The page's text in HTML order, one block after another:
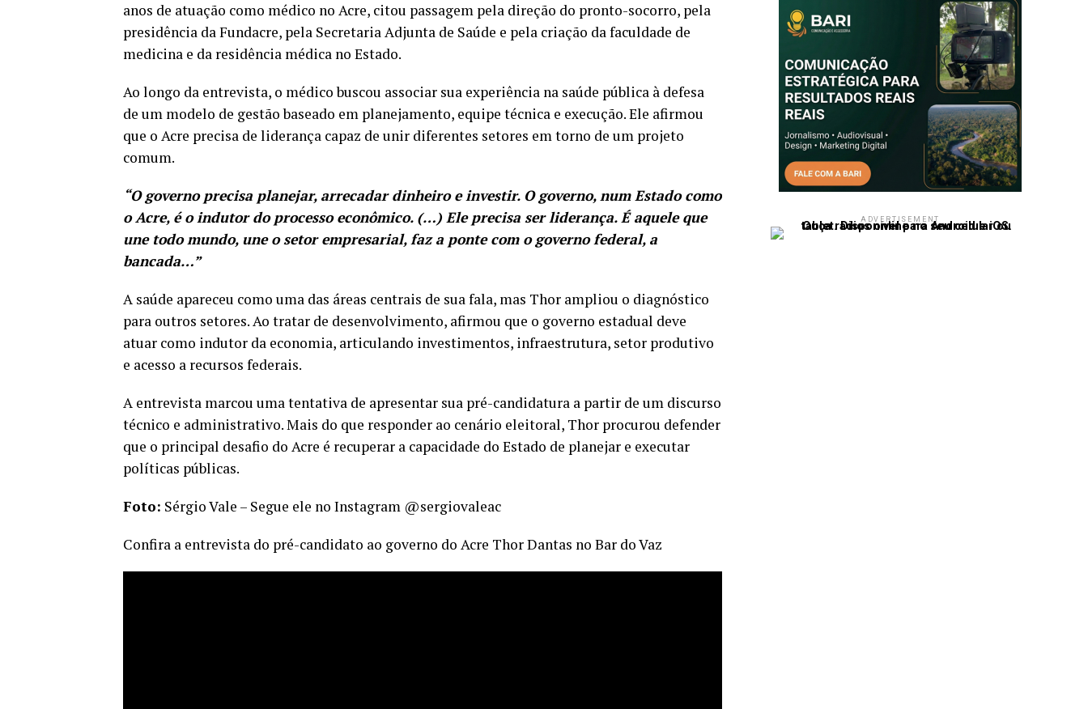
anos de atuação como médico no Acre, citou passagem pela direção do pronto-socorro, pela
presidência da Fundacre, pela Secretaria Adjunta de Saúde e pela criação da faculdade de
medicina e da residência médica no Estado.
Ao longo da entrevista, o médico buscou associar sua experiência na saúde pública à defesa
de um modelo de gestão baseado em planejamento, equipe técnica e execução. Ele afirmou
que o Acre precisa de liderança capaz de unir diferentes setores em torno de um projeto
comum.
“O governo precisa planejar, arrecadar dinheiro e investir. O governo, num Estado como
o Acre, é o indutor do processo econômico. (…) Ele precisa ser liderança. É aquele que
une todo mundo, une o setor empresarial, faz a ponte com o governo federal, a
bancada…”
A saúde apareceu como uma das áreas centrais de sua fala, mas Thor ampliou o diagnóstico
para outros setores. Ao tratar de desenvolvimento, afirmou que o governo estadual deve
atuar como indutor da economia, articulando investimentos, infraestrutura, setor produtivo
e acesso a recursos federais.
A entrevista marcou uma tentativa de apresentar sua pré-candidatura a partir de um discurso
técnico e administrativo. Mais do que responder ao cenário eleitoral, Thor procurou defender
que o principal desafio do Acre é recuperar a capacidade do Estado de planejar e executar
políticas públicas.
Foto: Sérgio Vale – Segue ele no Instagram @sergiovaleac
Confira a entrevista do pré-candidato ao governo do Acre Thor Dantas no Bar do Vaz
ADVERTISEMENT